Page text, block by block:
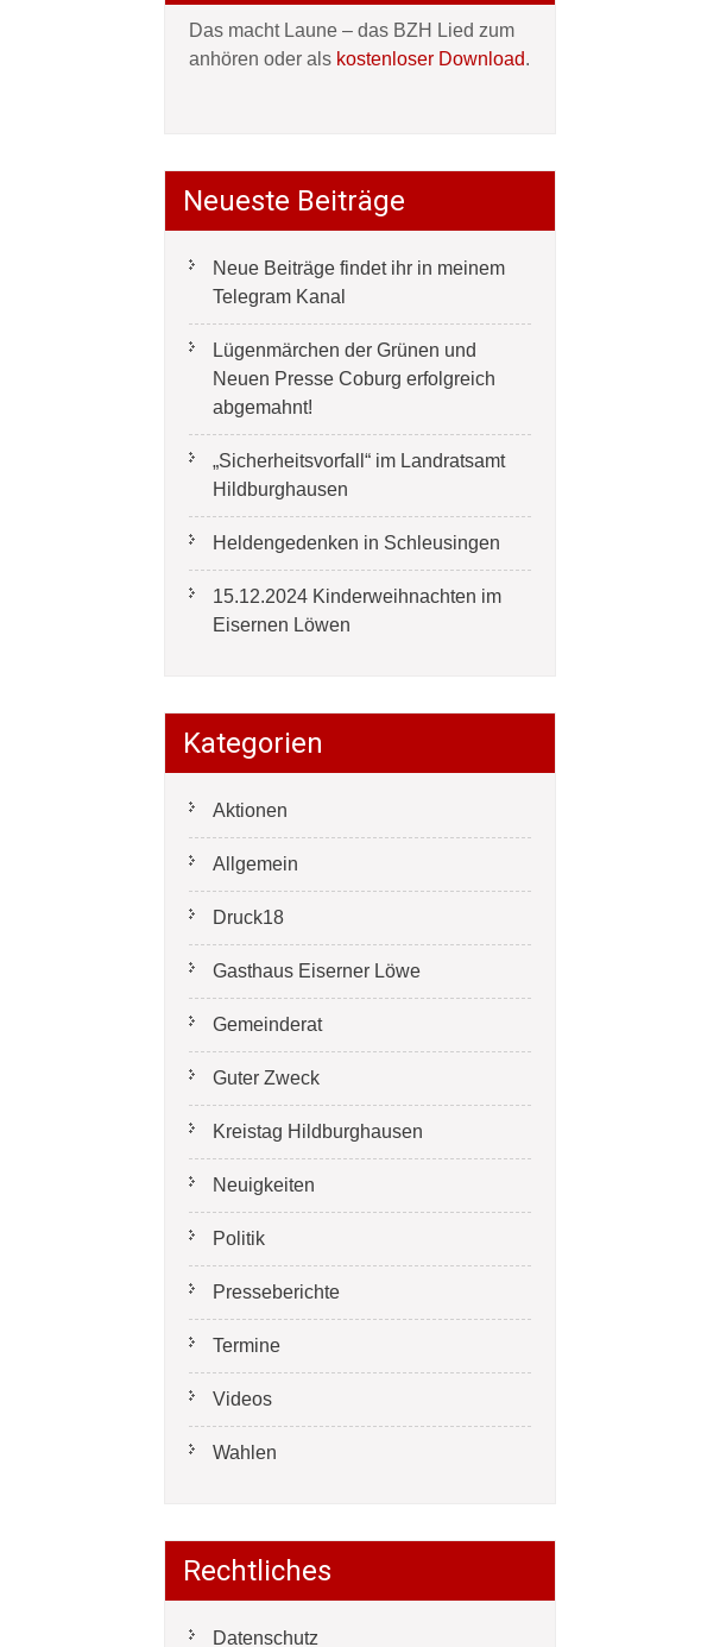
Das macht Laune – das BZH Lied zum
anhören oder als kostenloser Download.
Neueste Beiträge
Neue Beiträge findet ihr in meinem
Telegram Kanal
Lügenmärchen der Grünen und
Neuen Presse Coburg erfolgreich
abgemahnt!
„Sicherheitsvorfall“ im Landratsamt
Hildburghausen
Heldengedenken in Schleusingen
15.12.2024 Kinderweihnachten im
Eisernen Löwen
Kategorien
Aktionen
Allgemein
Druck18
Gasthaus Eiserner Löwe
Gemeinderat
Guter Zweck
Kreistag Hildburghausen
Neuigkeiten
Politik
Presseberichte
Termine
Videos
Wahlen
Rechtliches
Datenschutz